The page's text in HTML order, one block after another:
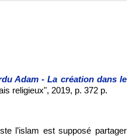
Adam - La création dans le
religieux", 2019, p. 372 p.